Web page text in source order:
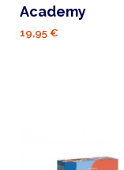
Academy
19,95 €